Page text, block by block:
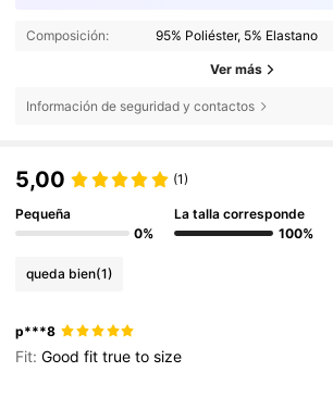
Composición: 95% Poliéster, 5% Elastano
Ver más
Información de seguridad y contactos
5,00 (1)
Pequeña
0%
La talla corresponde
100%
queda bien(1)
p***8
Fit:Goodfittruetosize